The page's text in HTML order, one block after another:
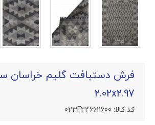
فرش دستبافت گلیم خراسان
2.02x2.97
کد کالا: 023F246611600